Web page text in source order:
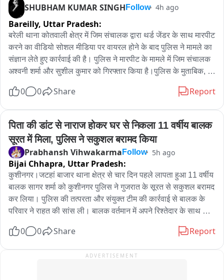
नियमों का पालन कर खुद भी बचें, दूसरों को भी बचाएं
कार्यक्रम के दौरान बच्चों को सड़क पार करते समय दाएं-बाएं देखकर आगे
बढ़ने, मोबाइल का प्रयोग नहीं करने तथा साइकिल चलाते समय सावधानी
बरतने की जानकारी दी गई। यातायात निरीक्षक ने कहा कि बच्चों की सुरक्षा
से किसी भी स्तर पर समझौता नहीं किया जाएगा। स्कूलों में ऐसे जागरूकता
कार्यक्रम लगातार आयोजित किए जाएंगे।उन्होंने कहा कि जागरूक बच्चे
स्वयं यातायात नियमों का पालन करने के साथ परिवार के लोगों को भी नियमों
के प्रति जागरूक कर सकते हैं। इससे सड़क हादसों में कमी लाने में मदद
कार्यक्रम में विद्यालय के प्रधानाचार्य विनोद मणि त्रिपाठी, दुर्गा दयाल
तिवारी, अजय सिंह, राजन चौधरी सहित शिक्षक और विद्यार्थी उपस्थित रहे।
🖋️कुशीनगर से पीके विश्वकर्मा की रिपोर्ट...🖋️
SHUBHAM KUMAR SINGH Follow 4h ago
Bareilly, Uttar Pradesh:
बरेली थाना कोतवाली क्षेत्र में जिम संचालक द्वारा थर्ड जेंडर के साथ मारपीट
करने का वीडियो सोशल मीडिया पर वायरल होने के बाद पुलिस ने मामले का
संज्ञान लेते हुए कार्रवाई की है। पुलिस ने मारपीट के मामले में जिम संचालक
अश्वनी शर्मा और सुशील कुमार को गिरफ्तार किया है।पुलिस के मुताबिक,
थी। शिकायत और वायरल वीडियो के आधार पर पुलिस ने पूरे प्रकरण की
लिया गया।पुलिस ने गिरफ्तार दोनों आरोपियों को न्यायालय के समक्ष पेश
किया है। मामले में पुलिस की ओर से आगे की कानूनी कार्रवाई की जा रही
है।
0 0 Share Report
पिता की डांट से नाराज होकर घर से निकला 11 वर्षीय बालक
सूरत में मिला, पुलिस ने सकुशल बरामद किया
Prabhansh Vihwakarma Follow 5h ago
Bijai Chhapra, Uttar Pradesh:
कुशीनगर।जटहां बाजार थाना क्षेत्र से चार दिन पहले लापता हुआ 11 वर्षीय
बालक सागर शर्मा को कुशीनगर पुलिस ने गुजरात के सूरत से सकुशल बरामद
कर लिया। पुलिस की तत्परता और संयुक्त टीम की कार्रवाई से बालक के
परिवार ने राहत की सांस ली। बालक वर्तमान में अपने रिश्तेदार के साथ
बालिकाओं की बरामदगी के लिए चलाए जा रहे अभियान के क्रम में थाना
0 0 Share Report
ADVERTISEMENT